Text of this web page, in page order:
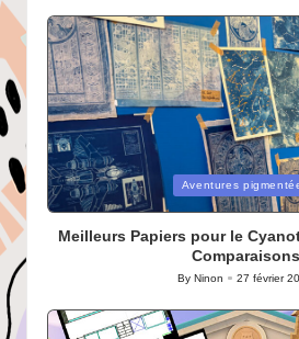
Posted
Aventures
Meilleurs Papiers pour le
Comparaisons
Posted
By Ninon 27 février